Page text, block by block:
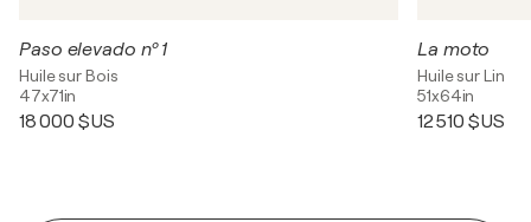
Paso elevado nº 1
Huile sur Bois
47x71in
18 000 $US
La moto
Huile sur Lin
51x64in
12 510 $US